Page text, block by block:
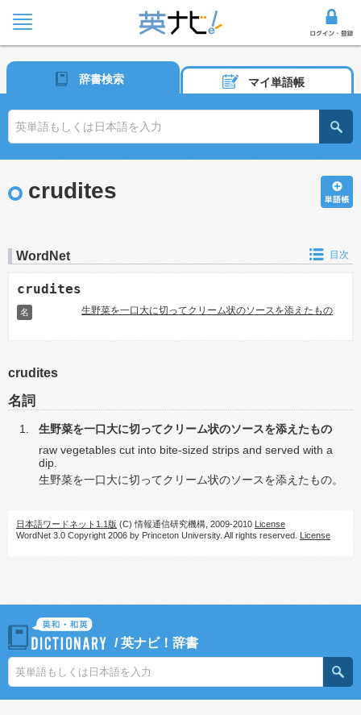
辞書検索 マイ単語帳
crudites
WordNet 目次
crudites
名 生野菜を一口大に切ってクリーム状のソースを添えたもの
crudites
名詞
生野菜を一口大に切ってクリーム状のソースを添えたもの
raw vegetables cut into bite-sized strips and served with a
dip.
生野菜を一口大に切ってクリーム状のソースを添えたもの。
日本語ワードネット1.1版 (C) 情報通信研究機構, 2009-2010 License
WordNet 3.0 Copyright 2006 by Princeton University. All rights reserved. License
/英ナビ！辞書